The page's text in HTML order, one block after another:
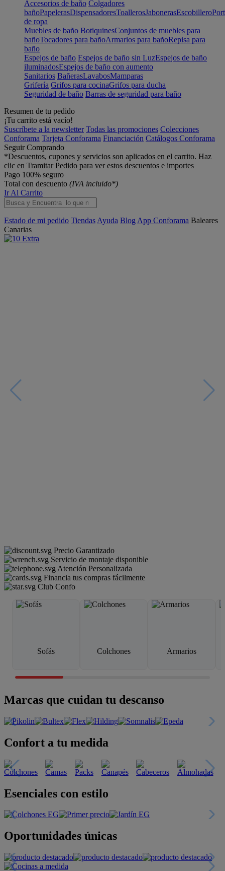
Accesorios de baño Colgadores
bañoPapelerasDispensadoresToallerosJabonerasEscobillero
de ropa
Muebles de baño BotiquinesConjuntos de muebles para
bañoTocadores para bañoArmarios para bañoRepisa para
baño
Espejos de baño Espejos de baño sin LuzEspejos de baño
iluminadosEspejos de baño con aumento
Sanitarios BañerasLavabosMamparas
Grifería Grifos para cocinaGrifos para ducha
Seguridad de baño Barras de seguridad para baño
Resumen de tu pedido
¡Tu carrito está vacío!
Suscríbete a la newsletter Todas las promociones Colecciones
Conforama Tarjeta Conforama Financiación Catálogos Conforama
Seguir Comprando
*Descuentos, cupones y servicios son aplicados en el carrito. Haz
clic en Tramitar Pedido para ver estos descuentos e importes
Pago 100% seguro
Total con descuento (IVA incluido*)
Ir Al Carrito
Estado de mi pedido Tiendas Ayuda Blog App Conforama Baleares
Canarias
Precio Garantizado
Servicio de montaje disponible
Atención Personalizada
Financia tus compras fácilmente
Club Confo
Sofás Colchones Armarios
Marcas que cuidan tu descanso
Confort a tu medida
Esenciales con estilo
Oportunidades únicas